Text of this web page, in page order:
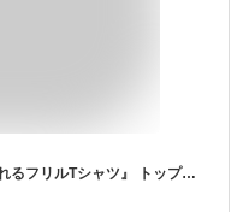
【7/17(金)12時まで2998円！】 『揺れるフリルTシャツ』 トップス レディース ブラウス チュニック トレンド カットソー プルオーバー ロンt tシャツ 30代 40代 50代 60代 春 夏 夏服 人気 カジュアル 半袖 長袖 フリル 大きいサイズ ゆったり 丈 ロング 春服 ra58363